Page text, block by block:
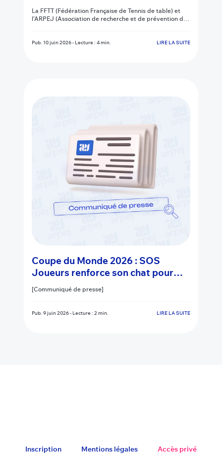
partenariat inédite
La FFTT (Fédération Française de Tennis de table) et
l’ARPEJ (Association de recherche et de prévention des
risques liés aux jeux d’argent et de sensibiliser les
Pub. 10 juin 2026 - Lecture : 4 min. LIRE LA SUITE
Coupe du Monde 2026 : SOS
Joueurs renforce son chat pour
accompagner les joueurs en
[Communiqué de presse]
Pub. 9 juin 2026 - Lecture : 2 min. LIRE LA SUITE
Inscription Mentions légales Accès privé